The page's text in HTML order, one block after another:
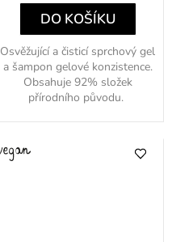
DO KOŠÍKU
Osvěžující a čisticí sprchový gel
a šampon gelové konzistence.
Obsahuje 92% složek
přírodního původu.